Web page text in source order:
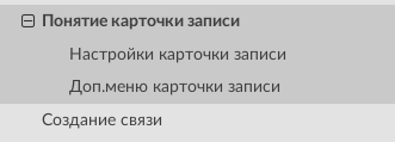
Понятие карточки записи
Настройки карточки записи
Доп.меню карточки записи
Создание связи